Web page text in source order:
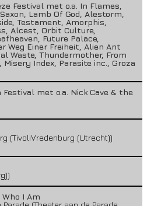
Festival met o.a. In Flames,
Lamb Of God, Alestorm,
Testament, Amorphis,
Alcest, Orbit Culture,
Future Palace,
Weg Einer Freiheit, Alien Ant
Waste, Thundermother, From
Misery Index, Parasite inc., Groza
met o.a. Nick Cave & the
(TivoliVredenburg (Utrecht))
I Am